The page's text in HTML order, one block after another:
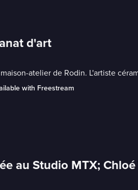
d'art
atelier de Rodin. L'artiste
with Freestream
au Studio MTX;